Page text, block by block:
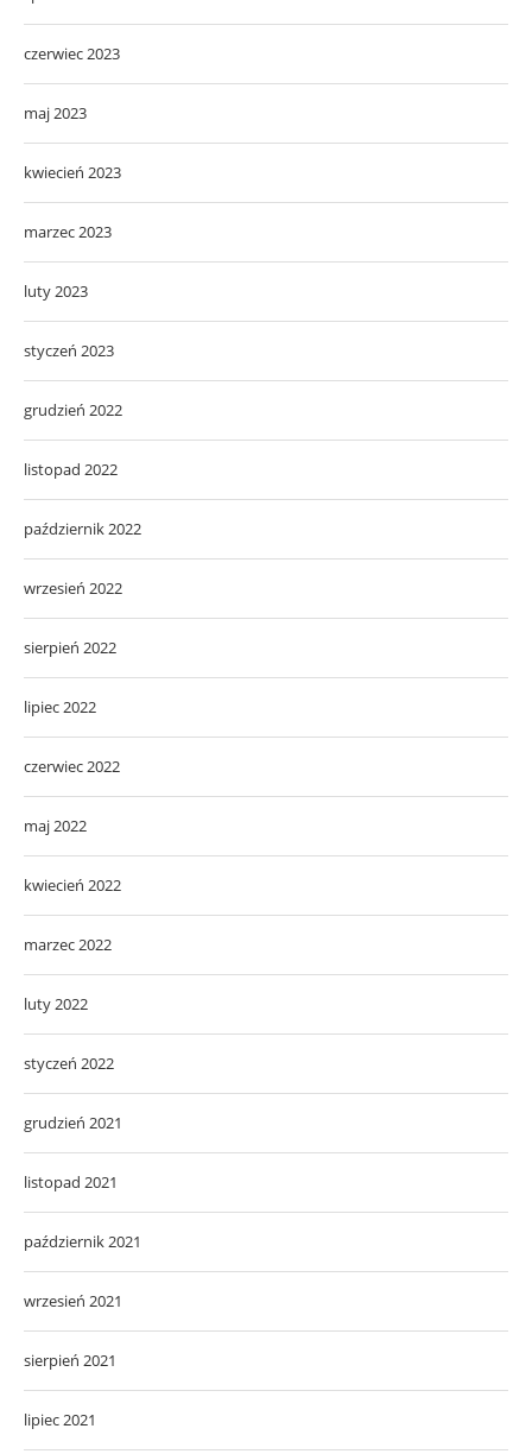
czerwiec 2023
maj 2023
kwiecień 2023
marzec 2023
luty 2023
styczeń 2023
grudzień 2022
listopad 2022
październik 2022
wrzesień 2022
sierpień 2022
lipiec 2022
czerwiec 2022
maj 2022
kwiecień 2022
marzec 2022
luty 2022
styczeń 2022
grudzień 2021
listopad 2021
październik 2021
wrzesień 2021
sierpień 2021
lipiec 2021